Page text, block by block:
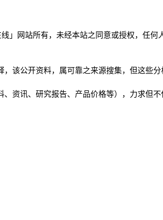
」网站所有，未经本站之同意或授权，任
该公开资料，属可靠之来源搜集，但这些
资讯、研究报告、产品价格等），力求但